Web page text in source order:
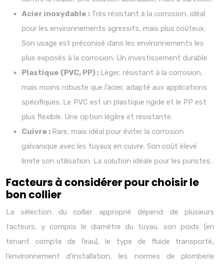
Acier inoxydable : Très résistant à la corrosion, idéal
pour les environnements agressifs, mais plus coûteux.
Son usage est préconisé dans les environnements les
plus exposés à la corrosion. Un investissement durable.
Plastique (PVC, PP) : Léger, résistant à la corrosion,
mais moins robuste que l’acier, adapté aux applications
spécifiques. Le PVC est un plastique rigide et le PP est
plus flexible. Une option légère et résistante.
Cuivre : Rare, mais idéal pour éviter la corrosion
galvanique avec les tuyaux en cuivre. Son coût élevé
limite son utilisation. La solution idéale pour les puristes.
Facteurs à considérer pour choisir le
bon collier
La sélection du collier approprié dépend de plusieurs
facteurs, y compris le diamètre du tuyau, son poids (en
tenant compte de l’eau), le type de fluide transporté,
l’environnement d’installation, les normes de plomberie